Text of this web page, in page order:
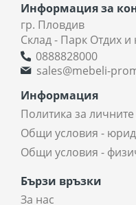
Информация за
гр. Пловдив
Склад - Парк Отдих и
0888828000
sales@mebeli-
Информация
Политика за
Общи условия -
Общи условия -
Бързи връзки
За нас